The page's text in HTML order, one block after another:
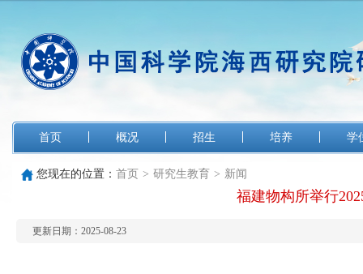
首页 概况 招生 培养 学
您现在的位置： 首页 > 研究生教育 > 新闻
福建物构所举行
更新日期：2025-08-23